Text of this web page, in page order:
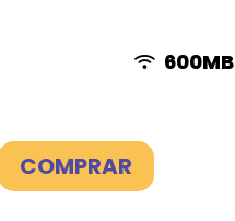
600MB
COMPRAR